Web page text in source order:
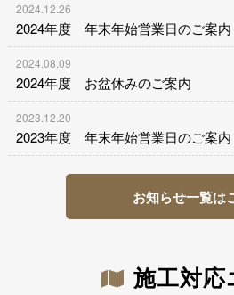
2024.12.26
2024年度 年末年始営業日のご案内
2024.08.09
2024年度 お盆休みのご案内
2023.12.20
2023年度 年末年始営業日のご案内
お知らせ一覧は
施工対応